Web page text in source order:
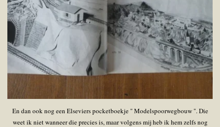
En dan ook nog een Elseviers pocketboekje " Modelspoorwegbouw ". Die
weet ik niet wanneer die precies is, maar volgens mij heb ik hem zelfs nog